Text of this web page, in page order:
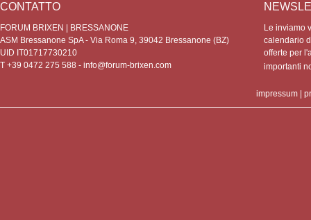
CONTATTO
FORUM BRIXEN | BRESSANONE
ASM Bressanone SpA - Via Roma 9, 39042 Bressanone (BZ)
UID IT01717730210
T +39 0472 275 588 - info@forum-brixen.com
Le inviamo
calendario
offerte per
importanti
impressum